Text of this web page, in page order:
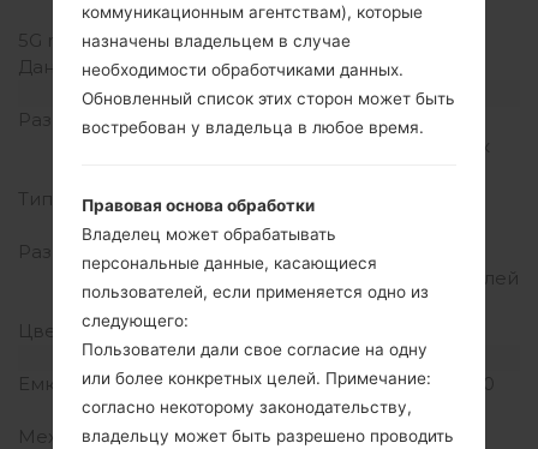
30(2300), 66(1700/2100)
5G network
-
Данные
GSM/HSPA/LTE
Дисплей
Размер экрана
6.2 дюйма (~79.8%
соотношение экрана к
Тип экрана
IPS LCD емкостный
сенсорный экран
Разрешение экрана
(~390 плотность пикселей
на дюйм)
Цвета экрана
Аккумулятор и клавиатура
Емкость аккумулятора
Не съемный Li-Ion 3500
mAh
Механическая
-
коммуникационным агентствам), которые
назначены владельцем в случае
необходимости обработчиками данных.
Обновленный список этих сторон может быть
востребован у владельца в любое время.
Правовая основа обработки
Владелец может обрабатывать
персональные данные, касающиеся
пользователей, если применяется одно из
следующего:
Пользователи дали свое согласие на одну
или более конкретных целей. Примечание:
согласно некоторому законодательству,
владельцу может быть разрешено проводить